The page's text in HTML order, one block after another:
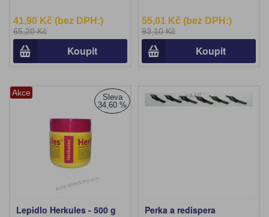
41,90 Kč (bez DPH:)
65,20 Kč
Koupit
55,01 Kč (bez DPH:)
93,10 Kč
Koupit
Akce
Sleva
34,60 %
Lepidlo Herkules - 500 g
Perka a redispera